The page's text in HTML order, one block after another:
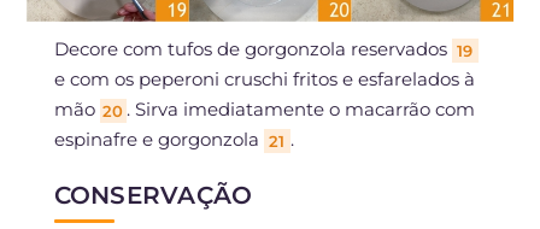
Decore com tufos de gorgonzola reservados 19
e com os peperoni cruschi fritos e esfarelados à
mão 20 . Sirva imediatamente o macarrão com
espinafre e gorgonzola 21 .
CONSERVAÇÃO